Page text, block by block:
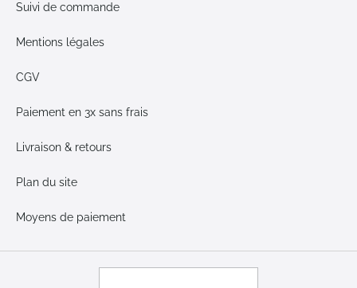
Suivi de commande
Mentions légales
CGV
Paiement en 3x sans frais
Livraison & retours
Plan du site
Moyens de paiement